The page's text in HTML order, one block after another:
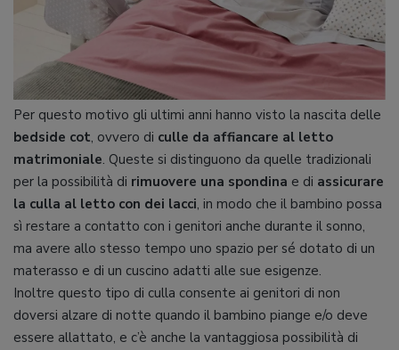
Per questo motivo gli ultimi anni hanno visto la nascita delle
bedside cot, ovvero di culle da affiancare al letto
matrimoniale. Queste si distinguono da quelle tradizionali
per la possibilità di rimuovere una spondina e di assicurare
la culla al letto con dei lacci, in modo che il bambino possa
sì restare a contatto con i genitori anche durante il sonno,
ma avere allo stesso tempo uno spazio per sé dotato di un
materasso e di un cuscino adatti alle sue esigenze.
Inoltre questo tipo di culla consente ai genitori di non
doversi alzare di notte quando il bambino piange e/o deve
essere allattato, e c’è anche la vantaggiosa possibilità di